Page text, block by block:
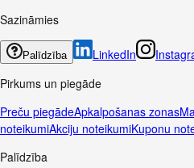
Sazināmies
Palīdzība LinkedIn
Pirkums un piegāde
Preču piegādeApkalpošanas zonas
noteikumiAkciju noteikumiKuponu
Palīdzība